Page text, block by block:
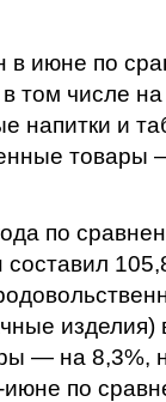
в июне по
том числе
напитки и
товары
по
составил
— на 8,3%,
по